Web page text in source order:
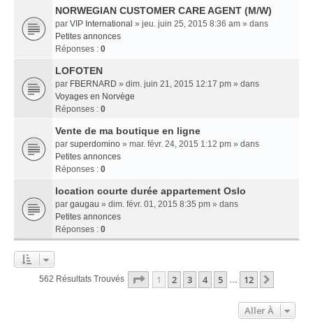
NORWEGIAN CUSTOMER CARE AGENT (M/W)
par VIP International » jeu. juin 25, 2015 8:36 am » dans
Petites annonces
Réponses : 0
LOFOTEN
par FBERNARD » dim. juin 21, 2015 12:17 pm » dans
Voyages en Norvège
Réponses : 0
Vente de ma boutique en ligne
par superdomino » mar. févr. 24, 2015 1:12 pm » dans
Petites annonces
Réponses : 0
location courte durée appartement Oslo
par gaugau » dim. févr. 01, 2015 8:35 pm » dans
Petites annonces
Réponses : 0
562 Résultats Trouvés Page 1Sur
1 2 3 4 5 … 12
Aller À